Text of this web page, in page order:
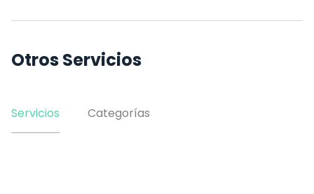
Otros Servicios
Servicios Categorías